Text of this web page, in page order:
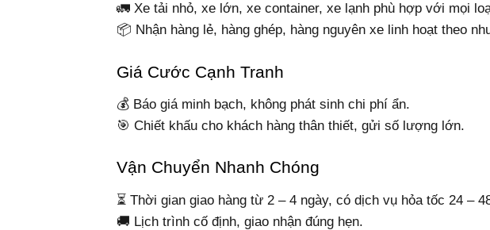
🚛 Xe tải nhỏ, xe lớn, xe container, xe lạnh phù hợp với mọi
📦 Nhận hàng lẻ, hàng ghép, hàng nguyên xe linh hoạt theo
Giá Cước Cạnh Tranh
💰 Báo giá minh bạch, không phát sinh chi phí ẩn.
🎯 Chiết khấu cho khách hàng thân thiết, gửi số lượng lớn.
Vận Chuyển Nhanh Chóng
⏳ Thời gian giao hàng từ 2 – 4 ngày, có dịch vụ hỏa tốc 24 –
🚚 Lịch trình cố định, giao nhận đúng hẹn.